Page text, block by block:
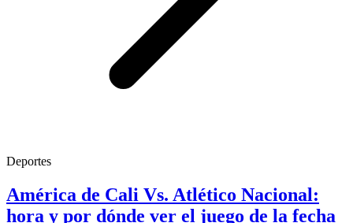
Deportes
América de Cali Vs. Atlético Nacional:
hora y por dónde ver el juego de la fecha